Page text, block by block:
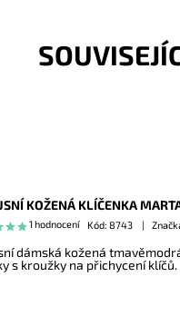
KOŽENÁ KLÍČENKA
1 hodnocení Kód: 8743
dámská kožená
s kroužky na přichycení klíčů.